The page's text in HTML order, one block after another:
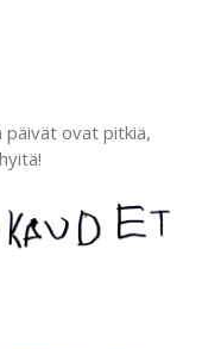
päivät ovat pitkiä,